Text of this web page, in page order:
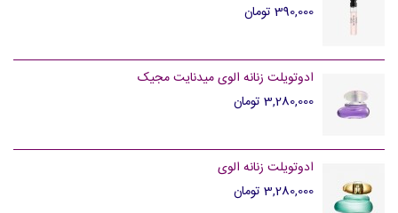
390,000 تومان
ادوتویلت زنانه الوی میدنایت مجیک
3,280,000 تومان
ادوتویلت زنانه الوی
3,280,000 تومان